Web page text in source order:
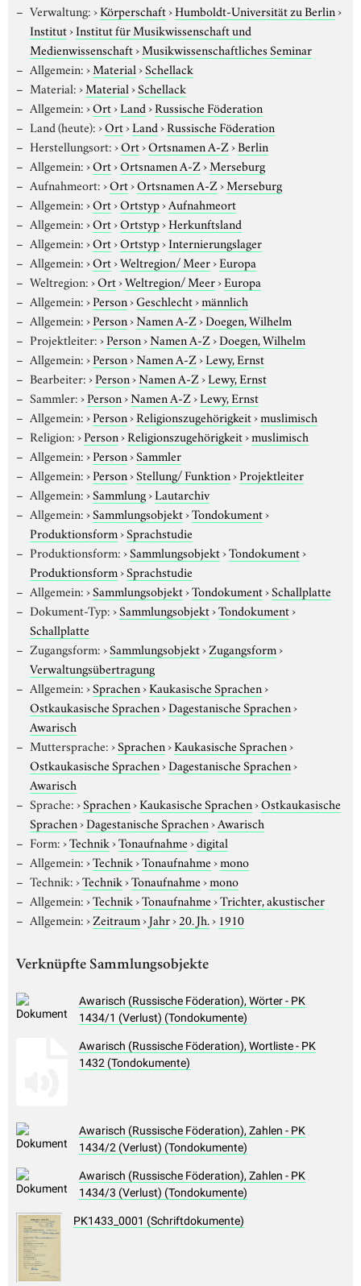
Verwaltung:›Körperschaft›Humboldt-Universität zu Berlin›
Institut›Institut für Musikwissenschaft und
Medienwissenschaft›Musikwissenschaftliches Seminar
Allgemein:›Material›Schellack
Material:›Material›Schellack
Allgemein:›Ort›Land›Russische Föderation
Land (heute):›Ort›Land›Russische Föderation
Herstellungsort:›Ort›Ortsnamen A-Z›Berlin
Allgemein:›Ort›Ortsnamen A-Z›Merseburg
Aufnahmeort:›Ort›Ortsnamen A-Z›Merseburg
Allgemein:›Ort›Ortstyp›Aufnahmeort
Allgemein:›Ort›Ortstyp›Herkunftsland
Allgemein:›Ort›Ortstyp›Internierungslager
Allgemein:›Ort›Weltregion/ Meer›Europa
Weltregion:›Ort›Weltregion/ Meer›Europa
Allgemein:›Person›Geschlecht›männlich
Allgemein:›Person›Namen A-Z›Doegen, Wilhelm
Projektleiter:›Person›Namen A-Z›Doegen, Wilhelm
Allgemein:›Person›Namen A-Z›Lewy, Ernst
Bearbeiter:›Person›Namen A-Z›Lewy, Ernst
Sammler:›Person›Namen A-Z›Lewy, Ernst
Allgemein:›Person›Religionszugehörigkeit›muslimisch
Religion:›Person›Religionszugehörigkeit›muslimisch
Allgemein:›Person›Sammler
Allgemein:›Person›Stellung/ Funktion›Projektleiter
Allgemein:›Sammlung›Lautarchiv
Allgemein:›Sammlungsobjekt›Tondokument›
Produktionsform›Sprachstudie
Produktionsform:›Sammlungsobjekt›Tondokument›
Produktionsform›Sprachstudie
Allgemein:›Sammlungsobjekt›Tondokument›Schallplatte
Dokument-Typ:›Sammlungsobjekt›Tondokument›
Schallplatte
Zugangsform:›Sammlungsobjekt›Zugangsform›
Verwaltungsübertragung
Allgemein:›Sprachen›Kaukasische Sprachen›
Ostkaukasische Sprachen›Dagestanische Sprachen›
Awarisch
Muttersprache:›Sprachen›Kaukasische Sprachen›
Ostkaukasische Sprachen›Dagestanische Sprachen›
Awarisch
Sprache:›Sprachen›Kaukasische Sprachen›Ostkaukasische
Sprachen›Dagestanische Sprachen›Awarisch
Form:›Technik›Tonaufnahme›digital
Allgemein:›Technik›Tonaufnahme›mono
Technik:›Technik›Tonaufnahme›mono
Allgemein:›Technik›Tonaufnahme›Trichter, akustischer
Allgemein:›Zeitraum›Jahr›20. Jh.› 1910
Verknüpfte Sammlungsobjekte
Awarisch (Russische Föderation), Wörter - PK
1434/1 (Verlust) (Tondokumente)
Awarisch (Russische Föderation), Wortliste - PK
1432 (Tondokumente)
Awarisch (Russische Föderation), Zahlen - PK
1434/2 (Verlust) (Tondokumente)
Awarisch (Russische Föderation), Zahlen - PK
1434/3 (Verlust) (Tondokumente)
PK1433_0001 (Schriftdokumente)